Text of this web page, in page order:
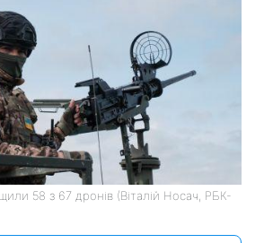
58 з 67 дронів (Віталій Носач, РБК-